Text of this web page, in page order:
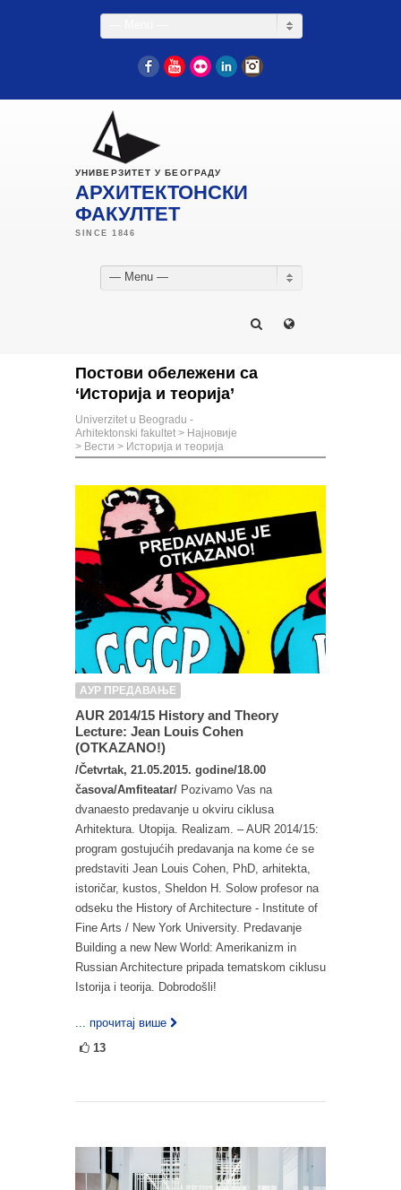
FacebookYouTube
Flickr LinkedIn
УНИВЕРЗИТЕТ У БЕОГРАДУ
АРХИТЕКТОНСКИ
ФАКУЛТЕТ
— Menu —
Постови обележени са
‘Историја и теорија’
Univerzitet u Beogradu -
Arhitektonski fakultet > Најновије
> Вести > Историја и теорија
АУР ПРЕДАВАЊЕ
AUR 2014/15 History and Theory
Lecture: Jean Louis Cohen
(OTKAZANO!)
/Četvrtak, 21.05.2015. godine/18.00
časova/Amfiteatar/ Pozivamo Vas na
dvanaesto predavanje u okviru ciklusa
Arhitektura. Utopija. Realizam. – AUR 2014/15:
program gostujućih predavanja na kome će se
predstaviti Jean Louis Cohen, PhD, arhitekta,
istoričar, kustos, Sheldon H. Solow profesor na
odseku the History of Architecture - Institute of
Fine Arts / New York University. Predavanje
Building a new New World: Amerikanizm in
Russian Architecture pripada tematskom ciklusu
Istorija i teorija. Dobrodošli!
... прочитај више
13